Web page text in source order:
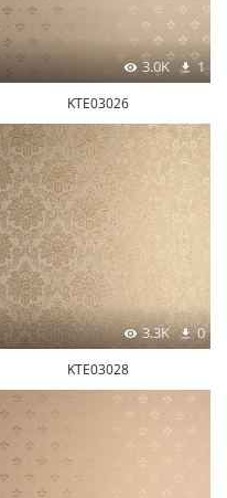
3.0K 1
KTE03026
3.3K 0
KTE03028